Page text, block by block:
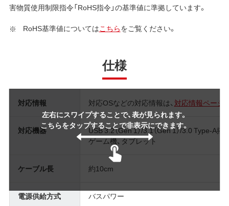
害物質使用制限指令「RoHS指令」の基準値に準拠しています。
RoHS基準値についてはこちらをご覧ください。
仕様
左右にスワイプすることで、表が見られます。
こちらをタップすることで非表示にできます。
対応情報 対応OSなどの対応情報は、 対応情報ページ
対応機器
USB 3.2（Gen 1）/3.1（Gen 1）/3.0 Type-A
ゲーム機、タブレット
ケーブル長 約10cm
電源供給方式 バスパワー